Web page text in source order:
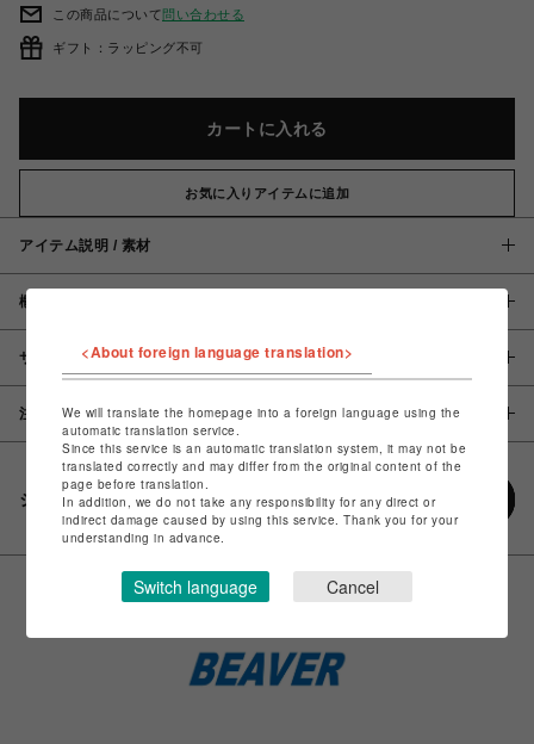
この商品について問い合わせる
ギフト：ラッピング不可
カートに入れる
お気に入りアイテムに追加
アイテム説明 / 素材
概要
サイズ
注意事項
シェアする
<About foreign language translation>
We will translate the homepage into a foreign language using the
automatic translation service.
Since this service is an automatic translation system, it may not be
translated correctly and may differ from the original content of the
page before translation.
In addition, we do not take any responsibility for any direct or
indirect damage caused by using this service. Thank you for your
understanding in advance.
Switch language Cancel